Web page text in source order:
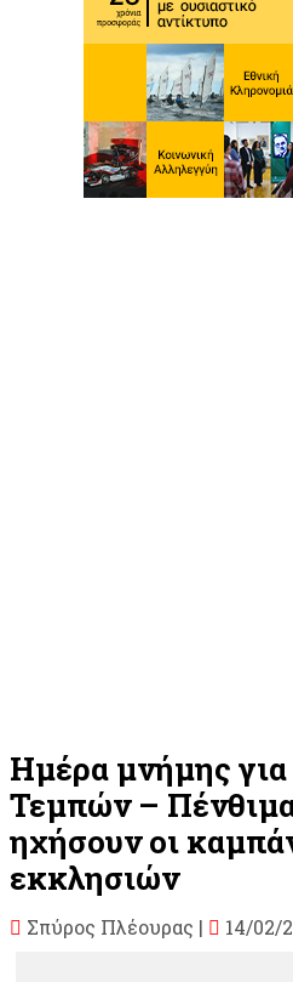
Ημέρα μνήμης
Τεμπών –
ηχήσουν οι
εκκλησιών
Σπύρος Πλέουρας | 14/02/